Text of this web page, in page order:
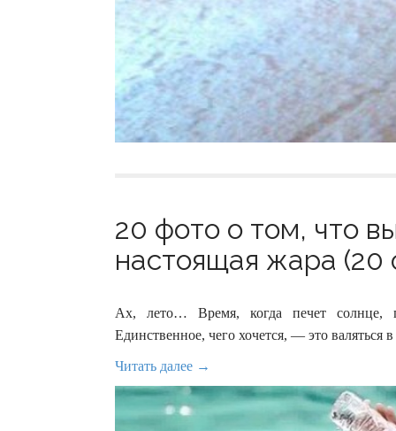
20 фото о том, что
настоящая жара (20
Ах, лето… Время, когда печет солнце,
Единственное, чего хочется, — это
Читать далее →